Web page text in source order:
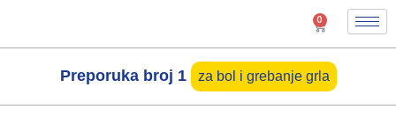
sadržaj
0
Cart
Preporuka broj 1 za bol i grebanje grla